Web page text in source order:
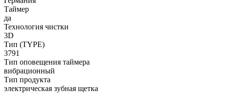
Таймер
да
Технология чистки
3D
Тип (TYPE)
3791
Тип оповещения таймера
вибрационный
Тип продукта
электрическая зубная щетка